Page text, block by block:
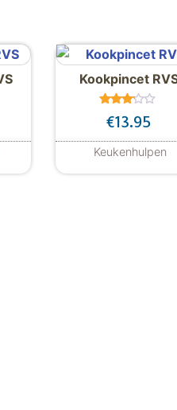
Kookpincet
Gewaa
rdeerd
uit 5
€13.95
Keukenhulpen